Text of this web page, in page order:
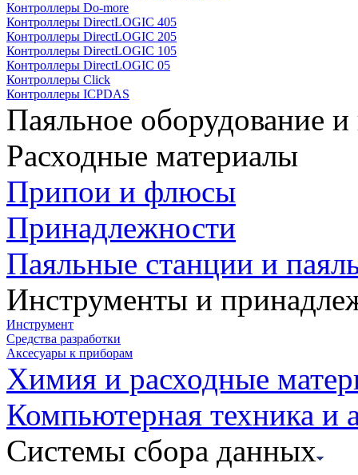
Контроллеры Do-more
Контроллеры DirectLOGIC 405
Контроллеры DirectLOGIC 205
Контроллеры DirectLOGIC 105
Контроллеры DirectLOGIC 05
Контроллеры Click
Контроллеры ICPDAS
Паяльное оборудование
Расходные материалы
Припои и флюсы
Принадлежности
Паяльные станции и
Инструменты и
Инструмент
Средства разработки
Аксесуары к приборам
Химия и расходные
Компьютерная техника и
Системы сбора данных